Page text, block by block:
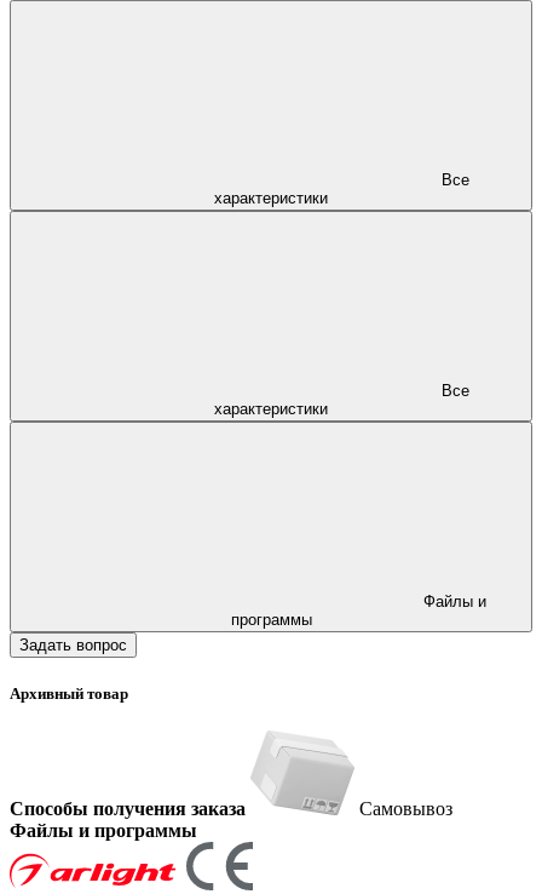
характеристики
характеристики
программы
Задать вопрос
Архивный товар
Способы получения заказа
Самовывоз
Файлы и программы